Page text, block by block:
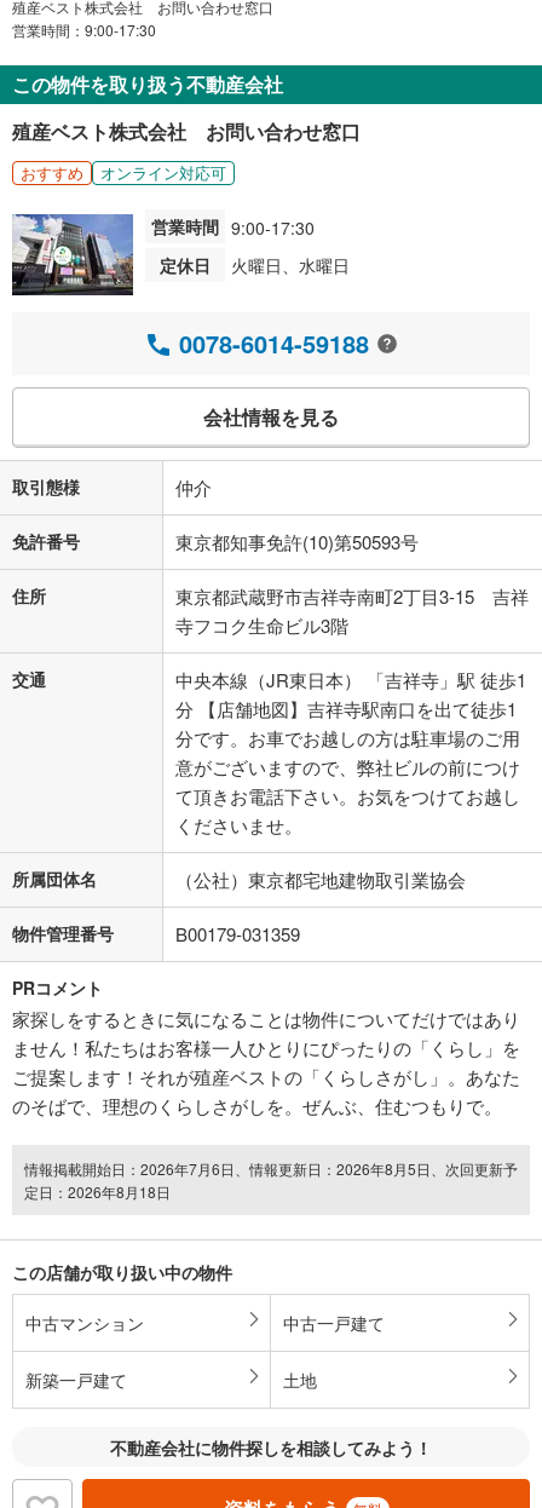
殖産ベスト株式会社 お問い合わせ窓口
営業時間：9:00-17:30
この物件を取り扱う不動産会社
殖産ベスト株式会社 お問い合わせ窓口
おすすめ オンライン対応可
営業時間 9:00-17:30
定休日
火曜日、水曜日
0078-6014-59188
会社情報を見る
取引態様 仲介
免許番号 東京都知事免許(10)第50593号
住所
東京都武蔵野市吉祥寺南町2丁目3-15 吉祥
寺フコク生命ビル3階
交通
中央本線（JR東日本） 「吉祥寺」駅 徒歩1
分 【店舗地図】吉祥寺駅南口を出て徒歩1
分です。お車でお越しの方は駐車場のご用
意がございますので、弊社ビルの前につけ
て頂きお電話下さい。お気をつけてお越し
くださいませ。
所属団体名 （公社）東京都宅地建物取引業協会
物件管理番号 B00179-031359
PRコメント
家探しをするときに気になることは物件についてだけではあり
ません！私たちはお客様一人ひとりにぴったりの「くらし」を
ご提案します！それが殖産ベストの「くらしさがし」。あなた
のそばで、理想のくらしさがしを。ぜんぶ、住むつもりで。
情報掲載開始日：2026年7月6日、情報更新日：2026年8月5日、次回更新予
定日：2026年8月18日
この店舗が取り扱い中の物件
中古マンション 中古一戸建て
新築一戸建て 土地
不動産会社に物件探しを相談してみよう！